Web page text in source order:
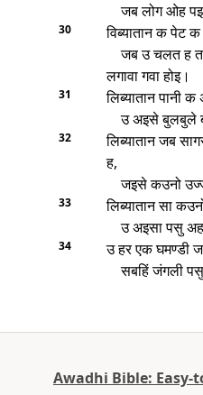
जब लोग ओह
30
विब्यातान क पेट
जब उ चलत ह
लगावा गवा होइ।
31
लिब्यातान पानी
उ अइसे बुलबुले
32
लिब्यातान जब
ह,
जइसे कउनो
33
लिब्यातान सा
उ अइसा पसु
34
उ हर एक घमण्डी
सबहिं जंगली
Awadhi Bible: Easy-